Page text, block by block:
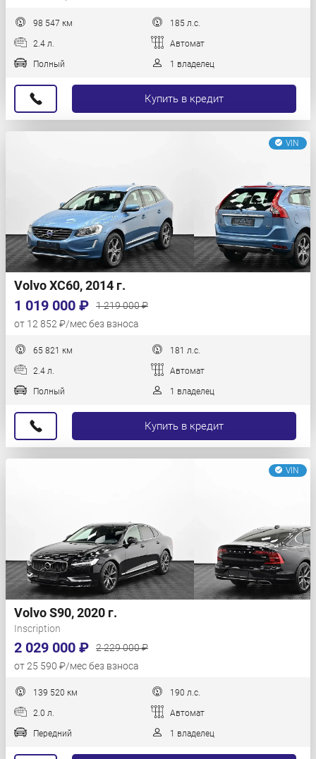
98 547 км 185 л.с.
2.4 л. Автомат
Полный 1 владелец
Купить в кредит
VIN
Volvo XC60, 2014 г.
1 019 000 ₽
1 219 000 ₽
от 12 852 ₽/мес без взноса
65 821 км 181 л.с.
2.4 л. Автомат
Полный 1 владелец
Купить в кредит
VIN
Volvo S90, 2020 г.
Inscription
2 029 000 ₽
2 229 000 ₽
от 25 590 ₽/мес без взноса
139 520 км 190 л.с.
2.0 л. Автомат
Передний 1 владелец